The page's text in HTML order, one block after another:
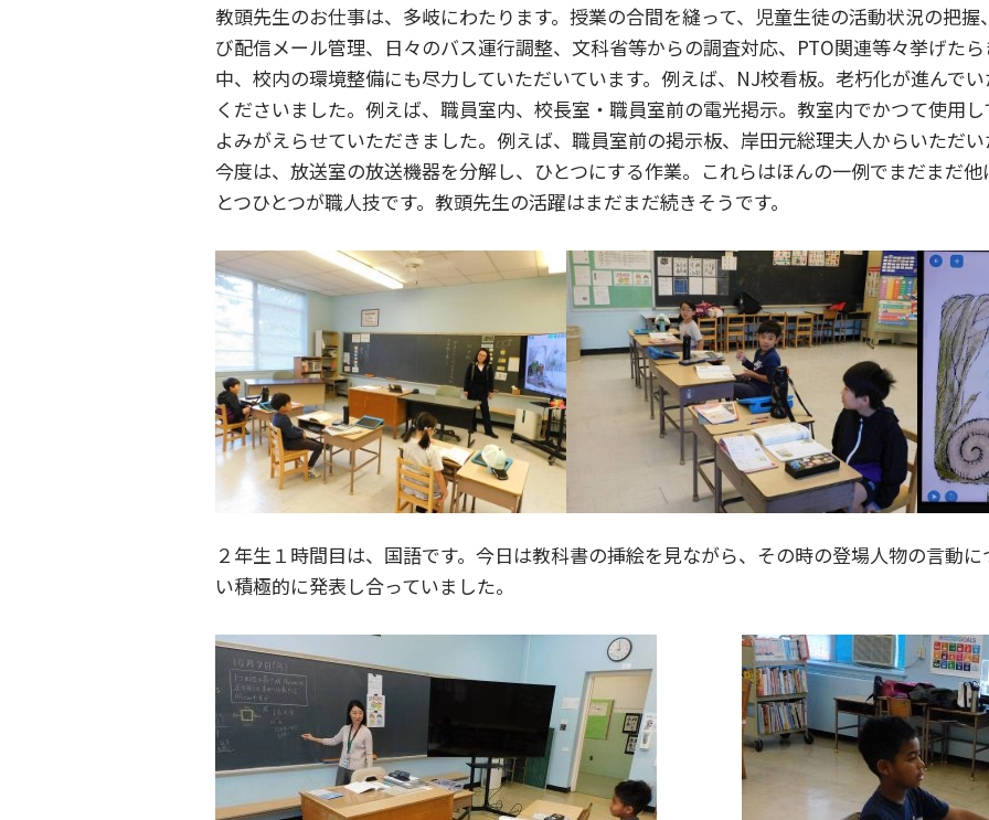
教頭先生のお仕事は、多岐にわたります。授業の合間を縫って、児童生徒の活動状況の把
び配信メール管理、日々のバス運行調整、文科省等からの調査対応、PTO関連等々挙げた
中、校内の環境整備にも尽力していただいています。例えば、NJ校看板。老朽化が進んで
くださいました。例えば、職員室内、校長室・職員室前の電光掲示。教室内でかつて使用
よみがえらせていただきました。例えば、職員室前の掲示板、岸田元総理夫人からいただ
今度は、放送室の放送機器を分解し、ひとつにする作業。これらはほんの一例でまだまだ
とつひとつが職人技です。教頭先生の活躍はまだまだ続きそうです。
２年生１時間目は、国語です。今日は教科書の挿絵を見ながら、その時の登場人物の言動
い積極的に発表し合っていました。